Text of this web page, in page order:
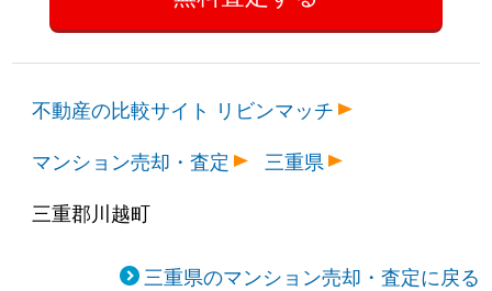
不動産の比較サイト リビンマッチ
マンション売却・査定
三重県
三重郡川越町
三重県のマンション売却・査定に戻る